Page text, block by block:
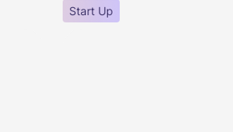
Start Up